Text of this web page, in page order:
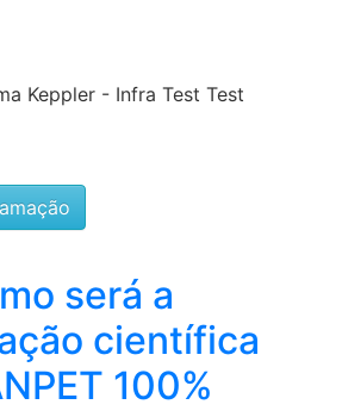
Keppler - Infra Test Test
será a
científica
100%